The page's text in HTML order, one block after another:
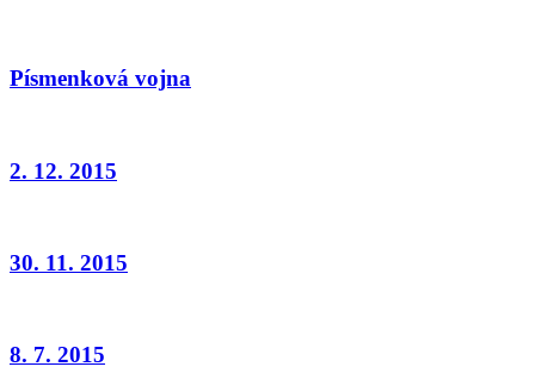
Písmenková vojna
2. 12. 2015
30. 11. 2015
8. 7. 2015